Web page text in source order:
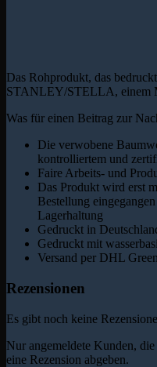
Das Rohprodukt, das
STANLEY/STELLA, einem
Was für einen Beitrag zur
Die verwobene
kontrolliertem und
Faire Arbeits- und
Das Produkt wird erst
Bestellung
Lagerhaltung
Gedruckt in
Gedruckt mit
Versand per DHL
Rezensionen
Es gibt noch keine
Nur angemeldete Kunden,
eine Rezension abgeben.